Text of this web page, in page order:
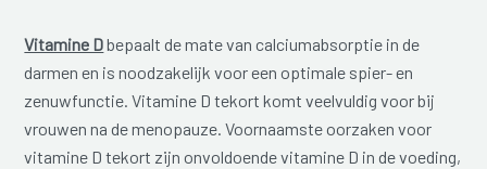
Vitamine Dbepaalt de mate van calciumabsorptie in de
darmen en is noodzakelijk voor een optimale spier- en
zenuwfunctie. Vitamine D tekort komt veelvuldig voor bij
vrouwen na de menopauze. Voornaamste oorzaken voor
vitamine D tekort zijn onvoldoende vitamine D in de voeding,